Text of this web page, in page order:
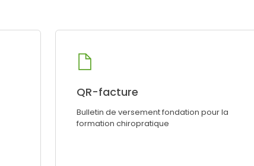
QR-facture
Bulletin de versement fondation pour la
formation chiropratique